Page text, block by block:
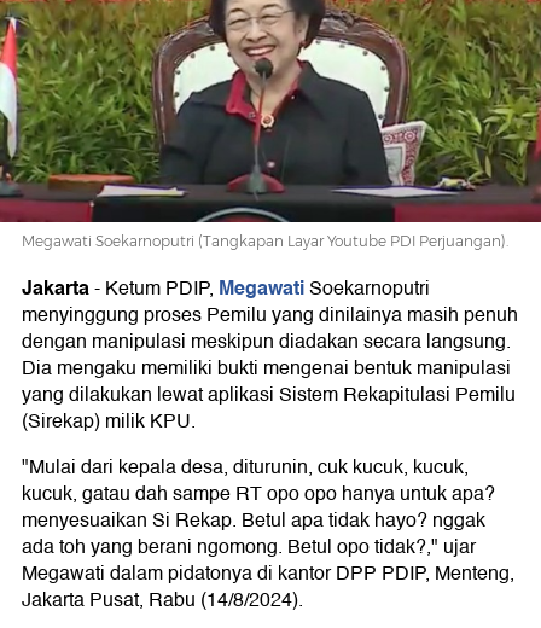
karena
Manipulasi
Megawati Soekarnoputri (Tangkapan Layar Youtube PDI Perjuangan).
Jakarta-Ketum PDIP, MegawatiSoekarnoputri
menyinggung proses Pemilu yang dinilainya masih penuh
dengan manipulasi meskipun diadakan secara langsung.
Dia mengaku memiliki bukti mengenai bentuk manipulasi
yang dilakukan lewat aplikasi Sistem Rekapitulasi Pemilu
(Sirekap) milik KPU.
"Mulai dari kepala desa, diturunin, cuk kucuk, kucuk,
kucuk, gatau dah sampe RT opo opo hanya untuk apa?
menyesuaikan Si Rekap. Betul apa tidak hayo? nggak
ada toh yang berani ngomong. Betul opo tidak?," ujar
Megawati dalam pidatonya di kantor DPP PDIP, Menteng,
Jakarta Pusat, Rabu (14/8/2024).